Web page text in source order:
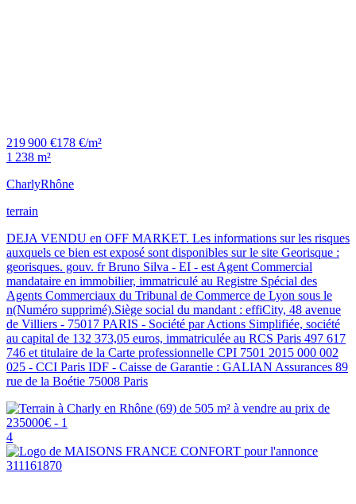
219 900 €178 €/m²
1 238 m²
CharlyRhône
terrain
DEJA VENDU en OFF MARKET. Les informations sur les risques
auxquels ce bien est exposé sont disponibles sur le site Georisque :
georisques. gouv. fr Bruno Silva - EI - est Agent Commercial
mandataire en immobilier, immatriculé au Registre Spécial des
Agents Commerciaux du Tribunal de Commerce de Lyon sous le
n(Numéro supprimé).Siège social du mandant : effiCity, 48 avenue
de Villiers - 75017 PARIS - Société par Actions Simplifiée, société
au capital de 132 373,05 euros, immatriculée au RCS Paris 497 617
746 et titulaire de la Carte professionnelle CPI 7501 2015 000 002
025 - CCI Paris IDF - Caisse de Garantie : GALIAN Assurances 89
rue de la Boétie 75008 Paris
4